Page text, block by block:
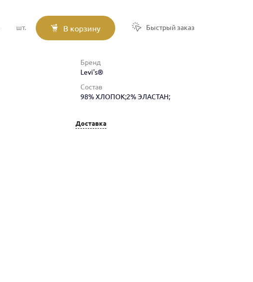
шт. В корзину Быстрый заказ
Бренд
Levi's®
Состав
98% ХЛОПОК;2% ЭЛАСТАН;
Доставка